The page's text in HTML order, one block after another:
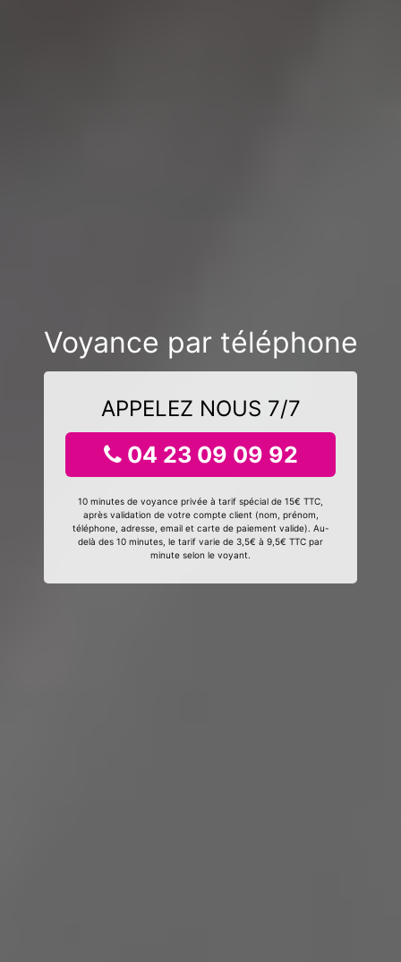
Voyance par téléphone
APPELEZ NOUS 7/7
04 23 09 09 92
10 minutes de voyance privée à tarif spécial de 15€ TTC,
après validation de votre compte client (nom, prénom,
téléphone, adresse, email et carte de paiement valide). Au-
delà des 10 minutes, le tarif varie de 3,5€ à 9,5€ TTC par
minute selon le voyant.